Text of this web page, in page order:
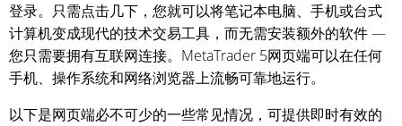
登录。只需点击几下，您就可以将笔记本电脑、手机或台式
计算机变成现代的技术交易工具，而无需安装额外的软件 —
您只需要拥有互联网连接。MetaTrader 5网页端可以在任何
手机、操作系统和网络浏览器上流畅可靠地运行。
以下是网页端必不可少的一些常见情况，可提供即时有效的